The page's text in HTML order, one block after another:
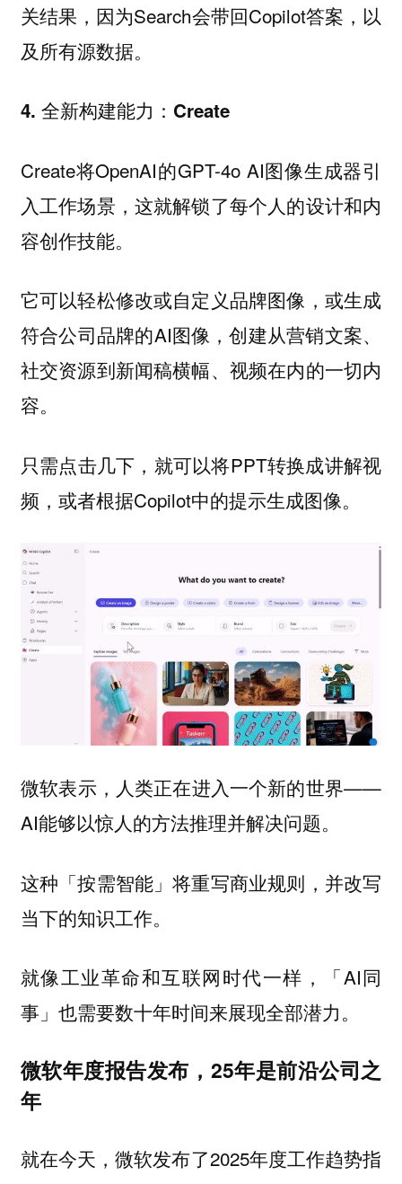
关结果，因为Search会带回Copilot答案，以
及所有源数据。
4. 全新构建能力：Create
Create将OpenAI的GPT-4o AI图像生成器引
入工作场景，这就解锁了每个人的设计和内
容创作技能。
它可以轻松修改或自定义品牌图像，或生成
符合公司品牌的AI图像，创建从营销文案、
社交资源到新闻稿横幅、视频在内的一切内
容。
只需点击几下，就可以将PPT转换成讲解视
频，或者根据Copilot中的提示生成图像。
微软表示，人类正在进入一个新的世界——
AI能够以惊人的方法推理并解决问题。
这种「按需智能」将重写商业规则，并改写
当下的知识工作。
就像工业革命和互联网时代一样，「AI同
事」也需要数十年时间来展现全部潜力。
微软年度报告发布，25年是前沿公司之
年
就在今天，微软发布了2025年度工作趋势指